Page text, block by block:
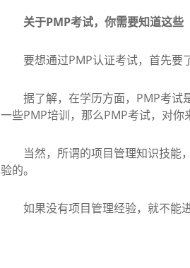
关于PMP考试，你需要知道这些
要想通过PMP认证考试，首先要了
据了解，在学历方面，PMP考试是
一些PMP培训，那么PMP考试，对你
当然，所谓的项目管理知识技能，
验的。
如果没有项目管理经验，就不能